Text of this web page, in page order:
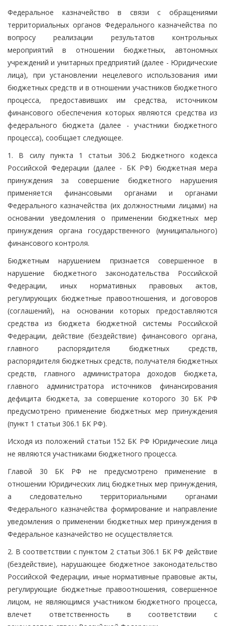
Федеральное казначейство в связи с обращениями
территориальных органов Федерального казначейства по
вопросу реализации результатов контрольных
мероприятий в отношении бюджетных, автономных
учреждений и унитарных предприятий (далее - Юридические
лица), при установлении нецелевого использования ими
бюджетных средств и в отношении участников бюджетного
процесса, предоставивших им средства, источником
финансового обеспечения которых являются средства из
федерального бюджета (далее - участники бюджетного
процесса), сообщает следующее.
1. В силу пункта 1 статьи 306.2 Бюджетного кодекса
Российской Федерации (далее - БК РФ) бюджетная мера
принуждения за совершение бюджетного нарушения
применяется финансовыми органами и органами
Федерального казначейства (их должностными лицами) на
основании уведомления о применении бюджетных мер
принуждения органа государственного (муниципального)
финансового контроля.
Бюджетным нарушением признается совершенное в
нарушение бюджетного законодательства Российской
Федерации, иных нормативных правовых актов,
регулирующих бюджетные правоотношения, и договоров
(соглашений), на основании которых предоставляются
средства из бюджета бюджетной системы Российской
Федерации, действие (бездействие) финансового органа,
главного распорядителя бюджетных средств,
распорядителя бюджетных средств, получателя бюджетных
средств, главного администратора доходов бюджета,
главного администратора источников финансирования
дефицита бюджета, за совершение которого 30 БК РФ
предусмотрено применение бюджетных мер принуждения
(пункт 1 статьи 306.1 БК РФ).
Исходя из положений статьи 152 БК РФ Юридические лица
не являются участниками бюджетного процесса.
Главой 30 БК РФ не предусмотрено применение в
отношении Юридических лиц бюджетных мер принуждения,
а следовательно территориальными органами
Федерального казначейства формирование и направление
уведомления о применении бюджетных мер принуждения в
Федеральное казначейство не осуществляется.
2. В соответствии с пунктом 2 статьи 306.1 БК РФ действие
(бездействие), нарушающее бюджетное законодательство
Российской Федерации, иные нормативные правовые акты,
регулирующие бюджетные правоотношения, совершенное
лицом, не являющимся участником бюджетного процесса,
влечет ответственность в соответствии с